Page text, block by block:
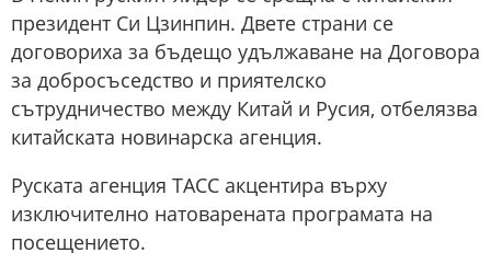
президент Си Цзинпин. Двете страни се
договориха за бъдещо удължаване на Договора
за добросъседство и приятелско
сътрудничество между Китай и Русия, отбелязва
китайската новинарска агенция.
Руската агенция ТАСС акцентира върху
изключително натоварената програмата на
посещението.